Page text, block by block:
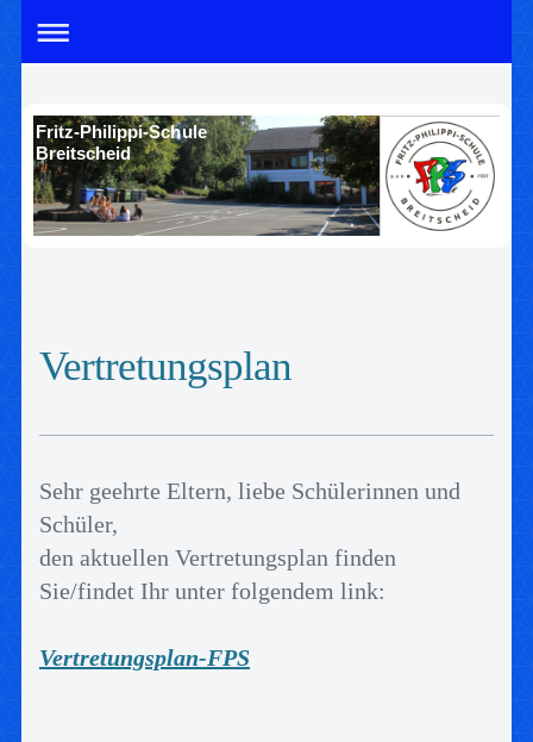
Fritz-Philippi-Schule
Breitscheid
Vertretungsplan
Sehr geehrte Eltern, liebe Schülerinnen und
Schüler,
den aktuellen Vertretungsplan finden
Sie/findet Ihr unter folgendem link:
Vertretungsplan-FPS